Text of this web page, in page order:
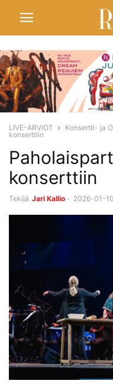
LIVE-ARVIOT Konsertti- ja
konserttiin
konserttiin
Tekijä Jari Kallio - 2026-01-10